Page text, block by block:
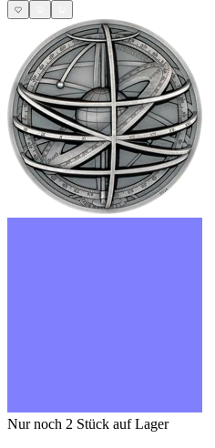
Nur noch 2 Stück auf Lager